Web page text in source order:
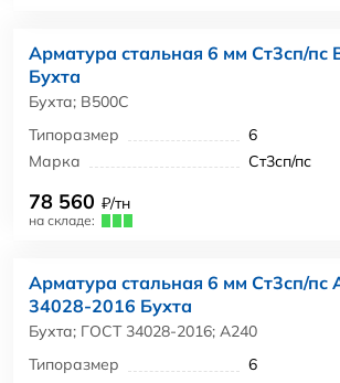
Арматура стальная 6 мм Ст3сп/пс
Бухта
Бухта; В500С
Типоразмер
6
Марка
Ст3сп/пс
78 560 ₽/тн
на складе:
Арматура стальная 6 мм Ст3сп/пс
34028-2016 Бухта
Бухта; ГОСТ 34028-2016; А240
Типоразмер
6